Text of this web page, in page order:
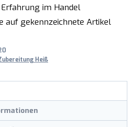
im Handel
auf gekennzeichnete Artikel
Heiß